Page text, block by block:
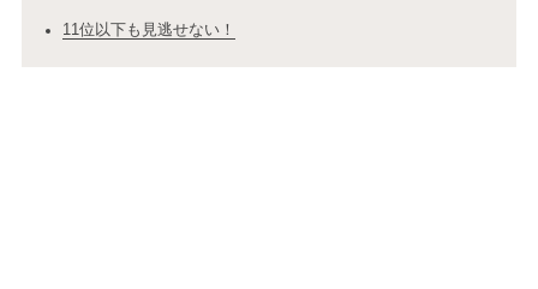
11位以下も見逃せない！